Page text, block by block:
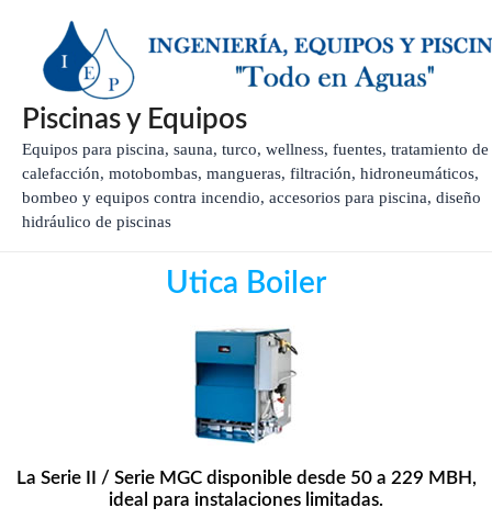
contenido
Piscinas y Equipos
Equipos para piscina, sauna, turco, wellness, fuentes, tratamiento de
calefacción, motobombas, mangueras, filtración, hidroneumáticos,
bombeo y equipos contra incendio, accesorios para piscina, diseño
hidráulico de piscinas
Utica Boiler
La Serie II / Serie MGC disponible desde 50 a 229 MBH,
ideal para instalaciones limitadas.